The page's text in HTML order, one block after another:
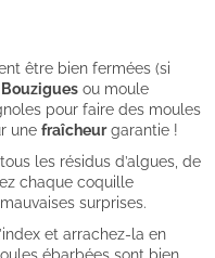
être bien fermées (si
ou moule
pour faire des moules
une fraîcheurgarantie !
les résidus d’algues, de
chaque coquille
surprises.
et arrachez-la en